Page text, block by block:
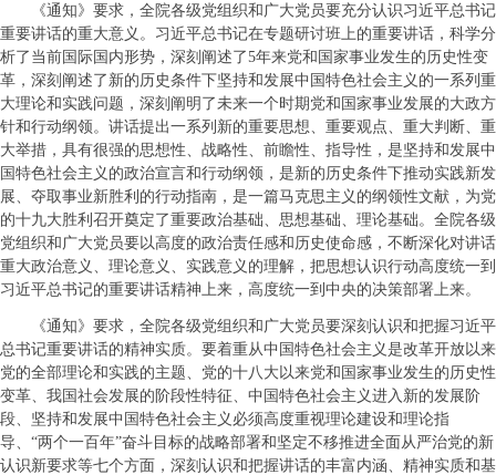
《通知》要求，全院各级党组织和广大党员要充分认识习近平总书记
重要讲话的重大意义。习近平总书记在专题研讨班上的重要讲话，科学分
析了当前国际国内形势，深刻阐述了5年来党和国家事业发生的历史性变
革，深刻阐述了新的历史条件下坚持和发展中国特色社会主义的一系列重
大理论和实践问题，深刻阐明了未来一个时期党和国家事业发展的大政方
针和行动纲领。讲话提出一系列新的重要思想、重要观点、重大判断、重
大举措，具有很强的思想性、战略性、前瞻性、指导性，是坚持和发展中
国特色社会主义的政治宣言和行动纲领，是新的历史条件下推动实践新发
展、夺取事业新胜利的行动指南，是一篇马克思主义的纲领性文献，为党
的十九大胜利召开奠定了重要政治基础、思想基础、理论基础。全院各级
党组织和广大党员要以高度的政治责任感和历史使命感，不断深化对讲话
重大政治意义、理论意义、实践意义的理解，把思想认识行动高度统一到
习近平总书记的重要讲话精神上来，高度统一到中央的决策部署上来。
《通知》要求，全院各级党组织和广大党员要深刻认识和把握习近平
总书记重要讲话的精神实质。要着重从中国特色社会主义是改革开放以来
党的全部理论和实践的主题、党的十八大以来党和国家事业发生的历史性
变革、我国社会发展的阶段性特征、中国特色社会主义进入新的发展阶
段、坚持和发展中国特色社会主义必须高度重视理论建设和理论指
导、“两个一百年”奋斗目标的战略部署和坚定不移推进全面从严治党的新
认识新要求等七个方面，深刻认识和把握讲话的丰富内涵、精神实质和基